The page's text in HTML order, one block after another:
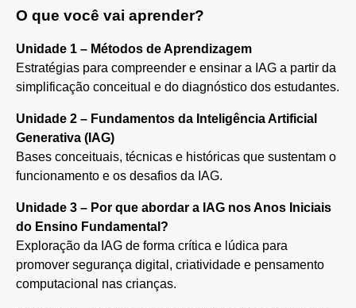
O que você vai aprender?
Unidade 1 – Métodos de Aprendizagem
Estratégias para compreender e ensinar a IAG a partir da
simplificação conceitual e do diagnóstico dos estudantes.
Unidade 2 – Fundamentos da Inteligência Artificial
Generativa (IAG)
Bases conceituais, técnicas e históricas que sustentam o
funcionamento e os desafios da IAG.
Unidade 3 – Por que abordar a IAG nos Anos Iniciais
do Ensino Fundamental?
Exploração da IAG de forma crítica e lúdica para
promover segurança digital, criatividade e pensamento
computacional nas crianças.